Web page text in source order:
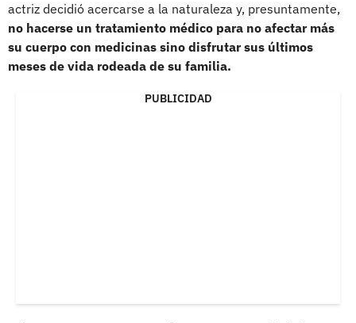
actriz decidió acercarse a la naturaleza y, presuntamente,
no hacerse un tratamiento médico para no afectar más
su cuerpo con medicinas sino disfrutar sus últimos
meses de vida rodeada de su familia.
PUBLICIDAD